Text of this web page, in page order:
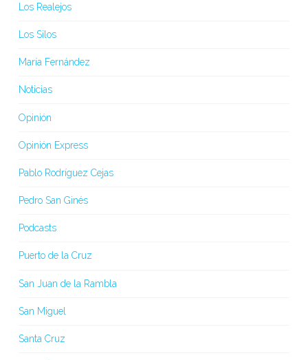
Los Realejos
Los Silos
María Fernández
Noticias
Opinión
Opinión Express
Pablo Rodríguez Cejas
Pedro San Ginés
Podcasts
Puerto de la Cruz
San Juan de la Rambla
San Miguel
Santa Cruz